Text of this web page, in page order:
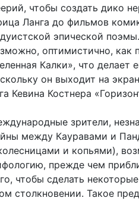
чтобы создать дико
Ланга до фильмов
эпической
оптимистично, как
Калки», что
он выходит на
Кевина Костнера
зрители,
между Кауравами и
и копьями),
прежде чем
чтобы сделать
столкновении. Такое